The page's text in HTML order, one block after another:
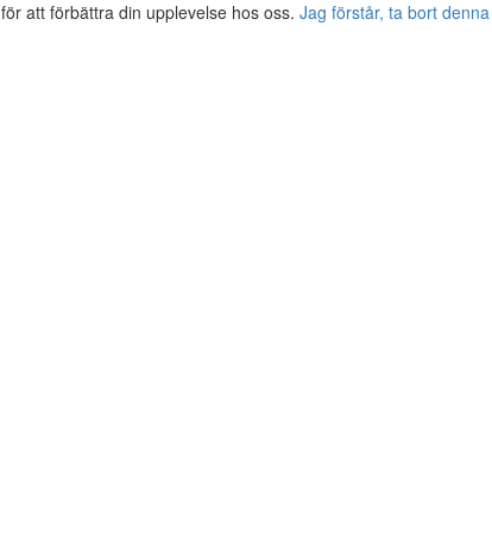
för att förbättra din upplevelse hos oss. Jag förstår, ta bort